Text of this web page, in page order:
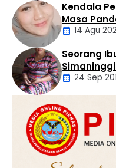
Daerah
Artikel
Kendala
Masa
14 Agu
Daerah
Hukum
Kriminal
Labusel
Seorang
24 Sep